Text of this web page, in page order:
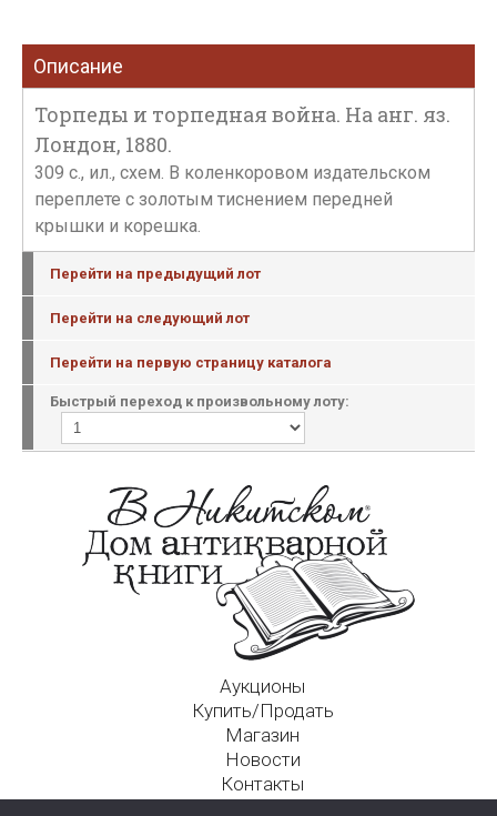
Описание
Торпеды и торпедная война. На анг. яз.
Лондон, 1880.
309 с., ил., схем. В коленкоровом издательском
переплете c золотым тиснением передней
крышки и корешка.
Перейти на предыдущий лот
Перейти на следующий лот
Перейти на первую страницу каталога
Быстрый переход к произвольному лоту:
Аукционы
Купить/Продать
Магазин
Новости
Контакты